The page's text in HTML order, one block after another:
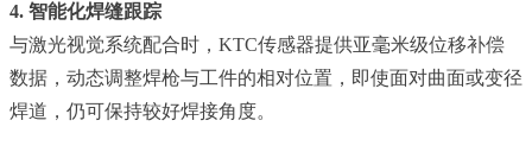
4. 智能化焊缝跟踪
与激光视觉系统配合时，KTC传感器提供亚毫米级位移补偿
数据，动态调整焊枪与工件的相对位置，即使面对曲面或变径
焊道，仍可保持较好焊接角度。